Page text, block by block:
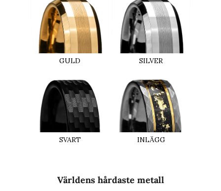
GULD SILVER
SVART INLÄGG
Världens hårdaste metall